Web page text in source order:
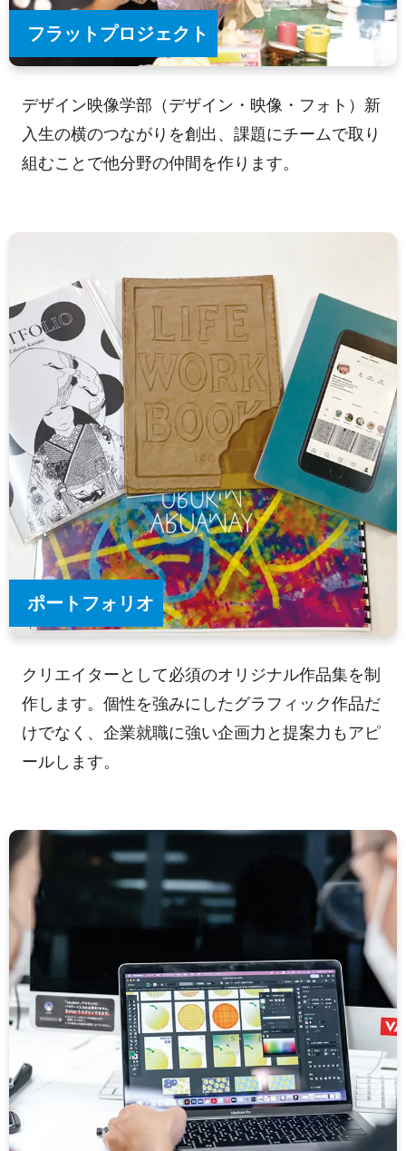
フラットプロジェクト
デザイン映像学部（デザイン・映像・フォト）新
入生の横のつながりを創出、課題にチームで取り
組むことで他分野の仲間を作ります。
ポートフォリオ
クリエイターとして必須のオリジナル作品集を制
作します。個性を強みにしたグラフィック作品だ
けでなく、企業就職に強い企画力と提案力もアピ
ールします。